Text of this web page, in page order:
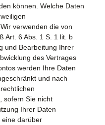
können. Welche Daten
verwenden die von
Art. 6 Abs. 1 S. 1 lit. b
und Bearbeitung Ihrer
des Vertrages
werden Ihre Daten
und nach
sofern Sie nicht
Ihrer Daten
eine darüber